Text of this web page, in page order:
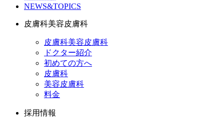
NEWS&TOPICS
皮膚科美容皮膚科
皮膚科美容皮膚科
ドクター紹介
初めての方へ
皮膚科
美容皮膚科
料金
採用情報